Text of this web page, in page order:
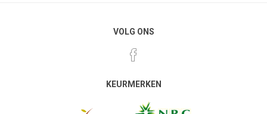
VOLG ONS
KEURMERKEN